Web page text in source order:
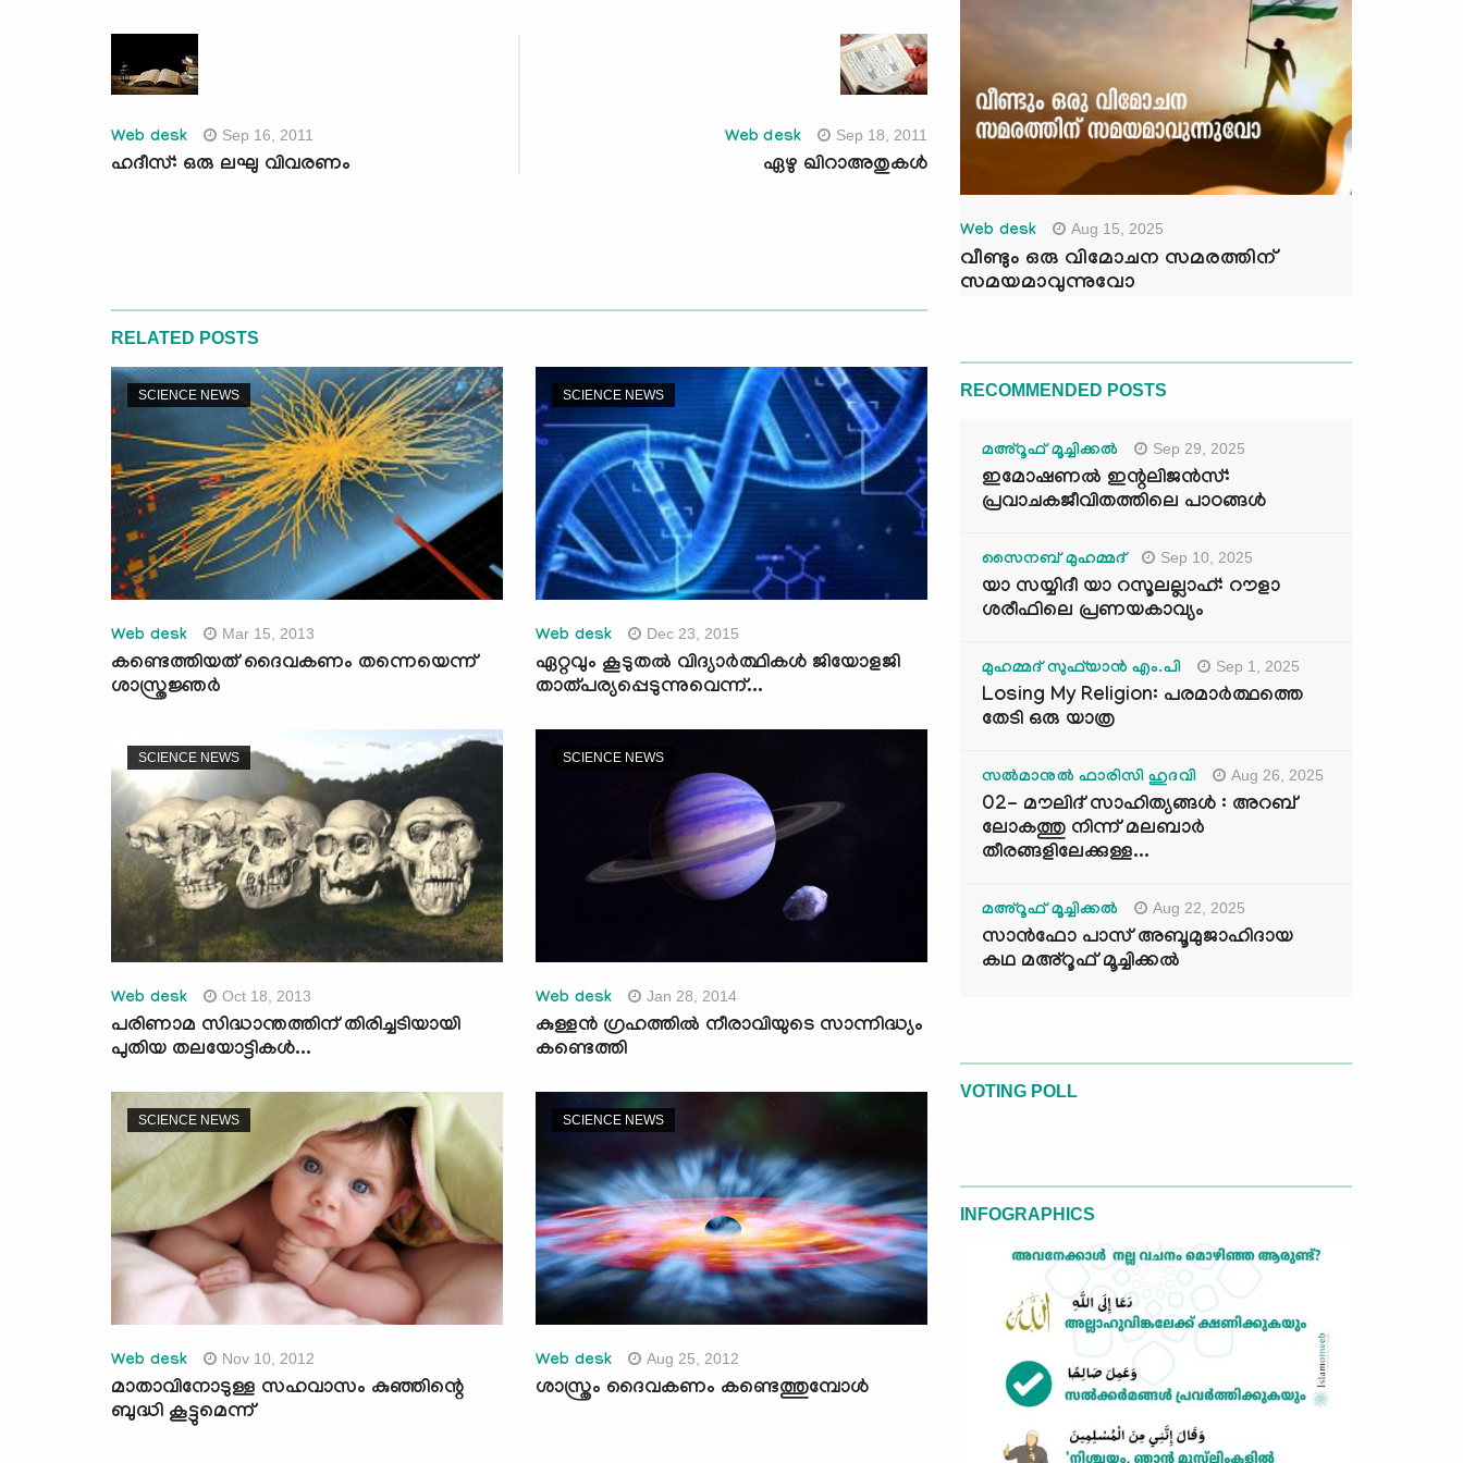
Web desk Sep 16, 2011
ഹദീസ്: ഒരു ലഘു വിവരണം
Web desk Sep 18, 2011
ഏഴു ഖിറാഅതുകള്‍
RELATED POSTS
SCIENCE NEWS
Web desk Mar 15, 2013
കണ്ടെത്തിയത് ദൈവകണം തന്നെയെന്ന്
ശാസ്ത്രജ്ഞര്‍
SCIENCE NEWS
Web desk Dec 23, 2015
ഏറ്റവും കൂടുതല്‍ വിദ്യാര്‍ത്ഥികള്‍ ജിയോളജി
താത്പര്യപ്പെടുന്നുവെന്ന്...
SCIENCE NEWS
Web desk Oct 18, 2013
പരിണാമ സിദ്ധാന്തത്തിന് തിരിച്ചടിയായി
പുതിയ തലയോട്ടികള്‍...
SCIENCE NEWS
Web desk Jan 28, 2014
കുള്ളന്‍ ഗ്രഹത്തില്‍ നീരാവിയുടെ സാന്നിദ്ധ്യം
കണ്ടെത്തി
SCIENCE NEWS
Web desk Nov 10, 2012
മാതാവിനോടുള്ള സഹവാസം കുഞ്ഞിന്റെ
ബുദ്ധി കൂട്ടുമെന്ന്
SCIENCE NEWS
Web desk Aug 25, 2012
ശാസ്ത്രം ദൈവകണം കണ്ടെത്തുമ്പോള്‍
Web desk Aug 15, 2025
വീണ്ടും ഒരു വിമോചന സമരത്തിന്
സമയമാവുന്നുവോ
RECOMMENDED POSTS
മഅ്റൂഫ് മൂച്ചിക്കല്‍ Sep 29, 2025
ഇമോഷണൽ ഇന്റലിജൻസ്:
പ്രവാചകജീവിതത്തിലെ പാഠങ്ങൾ
സൈനബ് മുഹമ്മദ് Sep 10, 2025
യാ സയ്യിദീ യാ റസൂലല്ലാഹ്: റൗളാ
ശരീഫിലെ പ്രണയകാവ്യം
മുഹമ്മദ് സുഫ്‌യാൻ എം.പി Sep 1, 2025
Losing My Religion: പരമാർത്ഥത്തെ
തേടി ഒരു യാത്ര
സൽമാനുൽ ഫാരിസി ഹുദവി Aug 26, 2025
02- മൗലിദ് സാഹിത്യങ്ങൾ : അറബ്
ലോകത്തു നിന്ന് മലബാർ
തീരങ്ങളിലേക്കുള്ള...
മഅ്റൂഫ് മൂച്ചിക്കല്‍ Aug 22, 2025
സാൻഫോ പാസ് അബൂമുജാഹിദായ
കഥ മഅ്റൂഫ് മൂച്ചിക്കല്‍
VOTING POLL
INFOGRAPHICS